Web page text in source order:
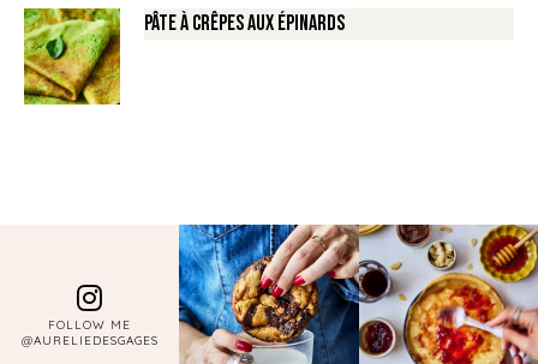
Pâte à crêpes aux épinards
FOLLOW ME
@AURELIEDESGAGES